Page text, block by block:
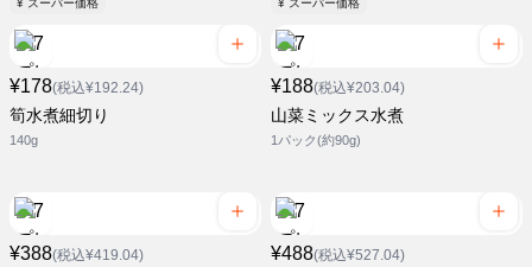
¥ スーパー価格 ¥ スーパー価格
¥178(税込¥192.24)
筍水煮細切り
140g
¥188(税込¥203.04)
山菜ミックス水煮
1パック(約90g)
¥388(税込¥419.04) ¥488(税込¥527.04)